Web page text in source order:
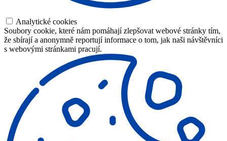
Analytické cookies
Soubory cookie, které nám pomáhají zlepšovat webové stránky tím,
že sbírají a anonymně reportují informace o tom, jak naši návštěvníci
s webovými stránkami pracují.